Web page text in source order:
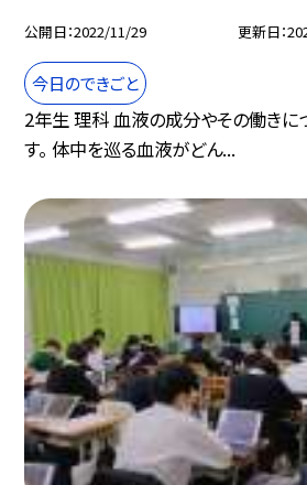
公開日 2022/11/29 更新日
今日のできごと
2年生 理科 血液の成分やその働きに
す。 体中を巡る血液がどん...